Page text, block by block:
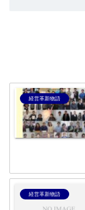
経営革新物語
経営革新物語